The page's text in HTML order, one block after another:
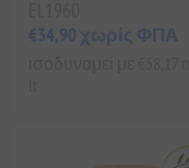
€34,90 χωρίς ΦΠΑ